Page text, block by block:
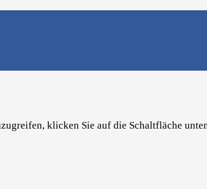
klicken Sie auf die Schaltfläche